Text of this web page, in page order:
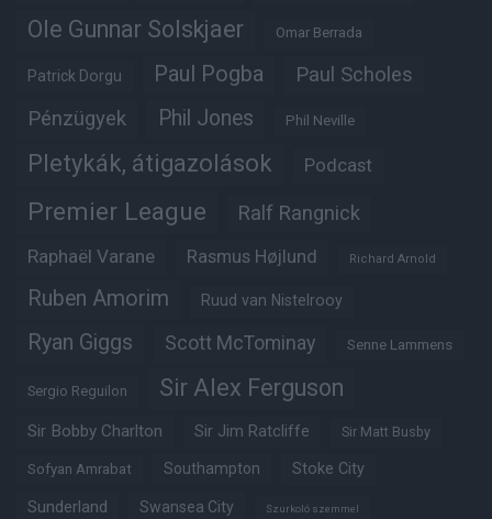
Ole Gunnar Solskjaer Omar Berrada
Patrick Dorgu Paul Pogba Paul Scholes
Pénzügyek Phil Jones Phil Neville
Pletykák, átigazolások Podcast
Premier League Ralf Rangnick
Raphaël Varane Rasmus Højlund Richard Arnold
Ruben Amorim Ruud van Nistelrooy
Ryan Giggs Scott McTominay Senne Lammens
Sergio Reguilon Sir Alex Ferguson
Sir Bobby Charlton Sir Jim Ratcliffe Sir Matt Busby
Sofyan Amrabat Southampton Stoke City
Sunderland Swansea City Szurkoló szemmel